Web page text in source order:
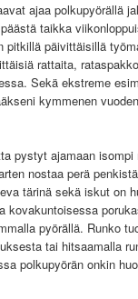
ajaa polkupyörällä
taikka
päivittäisillä
rattaita,
Sekä ekstreme
kymmenen
pystyt ajamaan
nostaa perä
tärinä sekä iskut on
kovakuntoisessa
pyörällä. Runko
tai hitsaamalla
polkupyörän onkin